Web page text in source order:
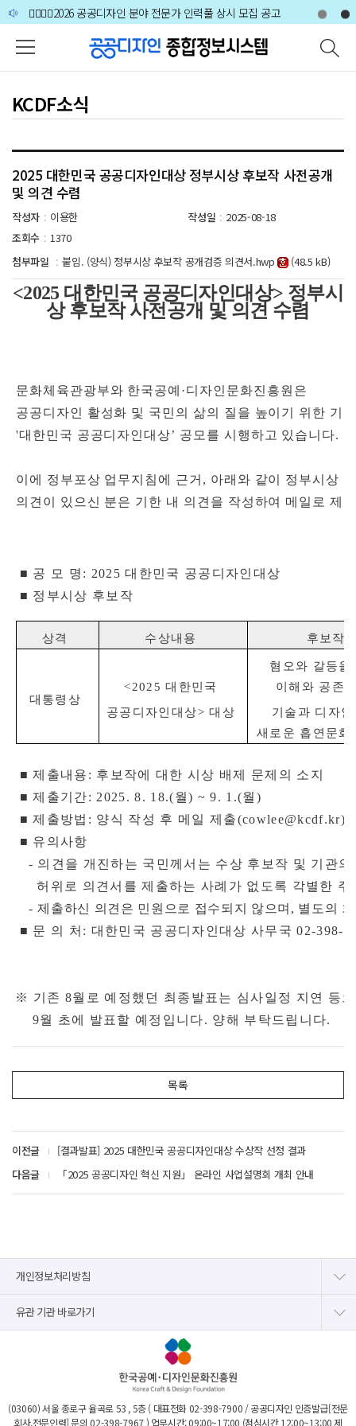
본문 바로가기
주메뉴 바로가기
하단 바로가기
🙋‍♀️🙋‍♂️2026 공공디자인 분야 전문가 인력풀 상시 모집 공고
[공지사항] 공공디자인 전문인력 증명서 갱신 안내
🙋‍♀️🙋‍♂️2026 공공디자인 분야 전문가 인력풀 상시 모집 공고
KCDF소식
2025 대한민국 공공디자인대상 정부시상 후보작 사전공개
및 의견 수렴
작성자 : 이용한 작성일 : 2025-08-18
조회수 : 1370
첨부파일 : 붙임. (양식) 정부시상 후보작 공개검증 의견서.hwp (48.5 kB)
<2025 대한민국 공공디자인대상> 정부시
상 후보작 사전공개 및 의견 수렴
문화체육관광부와 한국공예 ·디자인문화진흥원은
공공디자인 활성화 및 국민의 삶의 질을 높이기 위한 기
'대한민국 공공디자인대상’ 공모를 시행하고 있습니다.
이에 정부포상 업무지침에 근거 , 아래와 같이 정부시상
의견이 있으신 분은 기한 내 의견을 작성하여 메일로 제
■ 공 모 명 : 2025대한민국 공공디자인대상
■ 정부시상 후보작
상격 수상내용 후보작
대통령상
<2025대한민국
공공디자인대상>대상
혐오와 갈등을
이해와 공존
기술과 디자
새로운 흡연문화
■ 제출내용 : 후보작에 대한 시상 배제 문제의 소지
■ 제출기간: 2025. 8. 18.(월) ~ 9. 1.(월 )
■ 제출방법 : 양식 작성 후 메일 제출(cowlee@kcdf.kr)
■ 유의사항
- 의견을 개진하는 국민께서는 수상 후보작 및 기관
허위로 의견서를 제출하는 사례가 없도록 각별한 주
- 제출하신 의견은 민원으로 접수되지 않으며 , 별도의
■ 문 의 처 : 대한민국 공공디자인대상 사무국02-398-
※ 기존 8월로 예정했던 최종발표는 심사일정 지연 등
9월 초에 발표할 예정입니다. 양해 부탁드립니다.
목록
이전글
[결과발표] 2025 대한민국 공공디자인대상 수상작 선정 결과
다음글
「2025 공공디자인 혁신 지원」 온라인 사업설명회 개최 안내
개인정보처리방침
유관 기관 바로가기
(03060) 서울 종로구 율곡로 53 , 5층 ( 대표전화02-398-7900 / 공공디자인 인증발급[전문
회사,전문인력] 문의02-398-7967) 업무시간: 09:00~17:00 (점심시간 12:00~13:00 제